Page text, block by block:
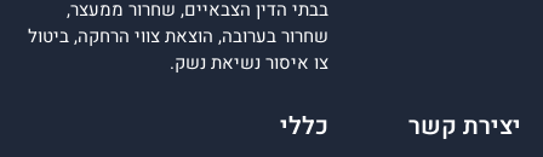
בבתי הדין הצבאיים, שחרור ממעצר,
שחרור בערובה, הוצאת צווי הרחקה, ביטול
צו איסור נשיאת נשק.
יצירת קשר כללי